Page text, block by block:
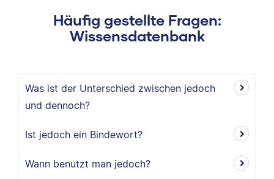
Häufig gestellte Fragen:
Wissensdatenbank
Was ist der Unterschied zwischen jedoch
und dennoch?
Ist jedoch ein Bindewort?
Wann benutzt man jedoch?